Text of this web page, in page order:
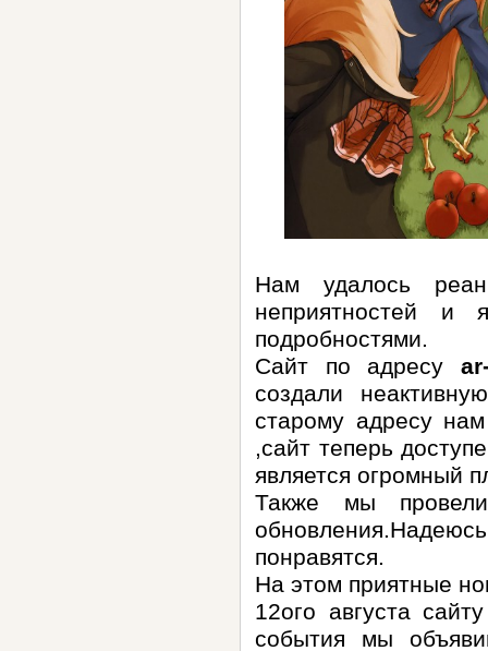
Нам удалось
неприятностей и
подробностями.
Сайт по адресу
создали
старому адресу
,сайт теперь
является огромный
Также мы
понравятся.
На этом приятные
12ого августа
события мы